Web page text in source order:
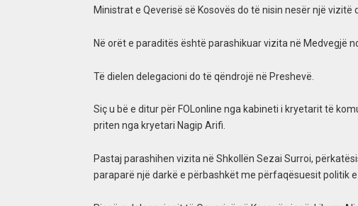
Ministrat e Qeverisë së Kosovës do të nisin nesër një vizitë
Në orët e paraditës është parashikuar vizita në Medvegjë
Të dielen delegacioni do të qëndrojë në Preshevë.
Siç u bë e ditur për FOLonline nga kabineti i kryetarit të
priten nga kryetari Nagip Arifi.
Pastaj parashihen vizita në Shkollën Sezai Surroi,
paraparë një darkë e përbashkët me përfaqësuesit politik